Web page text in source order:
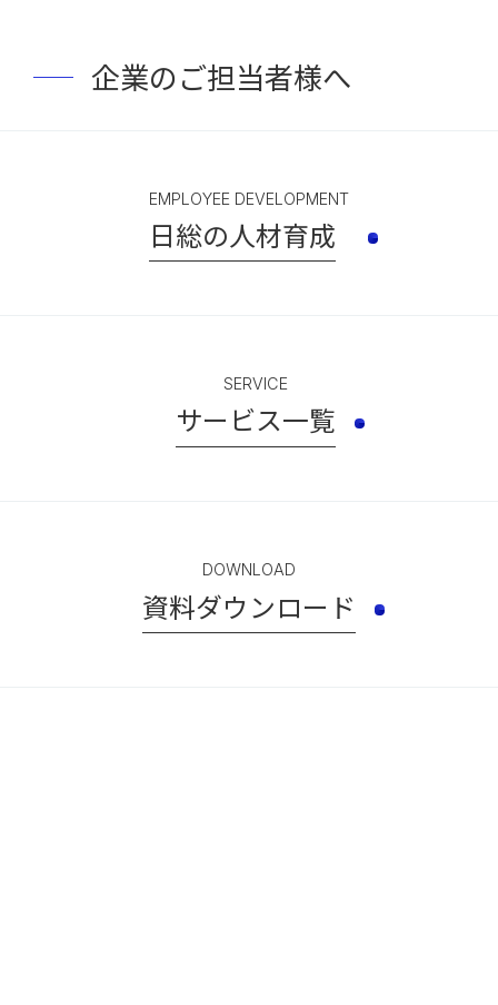
企業のご担当者様へ
EMPLOYEE DEVELOPMENT
日総の人材育成
SERVICE
サービス一覧
DOWNLOAD
資料ダウンロード